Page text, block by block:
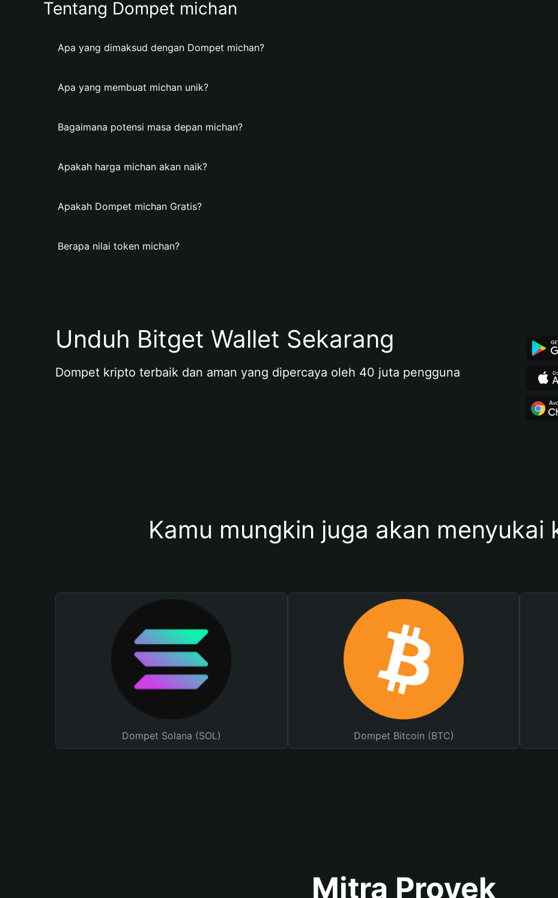
Tentang Dompet michan
Apa yang dimaksud dengan Dompet michan?
Apa yang membuat michan unik?
Bagaimana potensi masa depan michan?
Apakah harga michan akan naik?
Apakah Dompet michan Gratis?
Berapa nilai token michan?
Unduh Bitget Wallet Sekarang
Dompet kripto terbaik dan aman yang dipercaya oleh 40 juta pengguna
Kamu mungkin juga akan menyukai
Dompet Solana (SOL) Dompet Bitcoin (BTC)
Mitra Proyek